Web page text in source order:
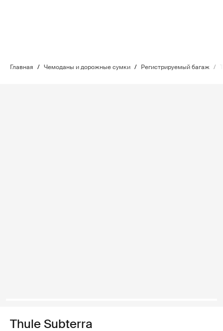
Главная / Чемоданы и дорожные сумки / Регистрируемый багаж /
Thule Subterra